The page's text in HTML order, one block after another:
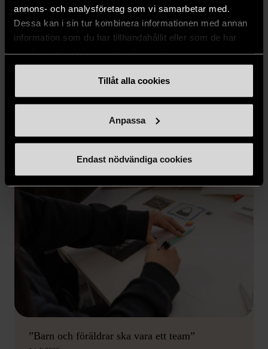
annons- och analysföretag som vi samarbetar med.
Dessa kan i sin tur kombinera informationen med annan
information som du har tillhandahållit eller som de har
Tillåt alla cookies
Anpassa
Endast nödvändiga cookies
Sommarminnen skapas på vårt familjekollo
17 juli 2026
”Barn och föräldrar ska vara ett team”